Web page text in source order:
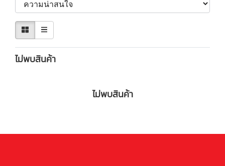
ไม่พบสินค้า
ไม่พบสินค้า